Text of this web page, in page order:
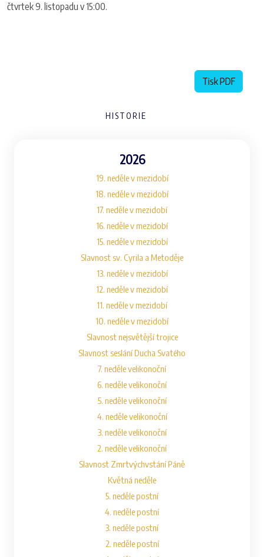
čtvrtek 9. listopadu v 15:00.
Tisk PDF
HISTORIE
2026
19. neděle v mezidobí
18. neděle v mezidobí
17. neděle v mezidobí
16. neděle v mezidobí
15. neděle v mezidobí
Slavnost sv. Cyrila a Metoděje
13. neděle v mezidobí
12. neděle v mezidobí
11. neděle v mezidobí
10. neděle v mezidobí
Slavnost nejsvětější trojice
Slavnost seslání Ducha Svatého
7. neděle velikonoční
6. neděle velikonoční
5. neděle velikonoční
4. neděle velikonoční
3. neděle velikonoční
2. neděle velikonoční
Slavnost Zmrtvýchvstání Páně
Květná neděle
5. neděle postní
4. neděle postní
3. neděle postní
2. neděle postní